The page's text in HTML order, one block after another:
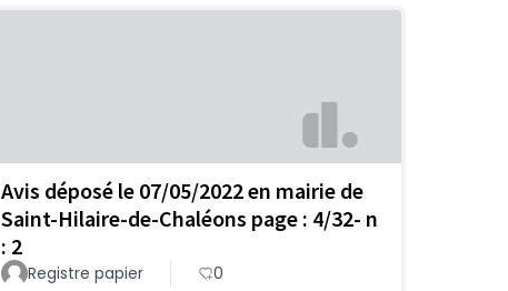
Avis déposé le 07/05/2022 en mairie de
Saint-Hilaire-de-Chaléons page : 4/32- n
: 2
Registre papier 0